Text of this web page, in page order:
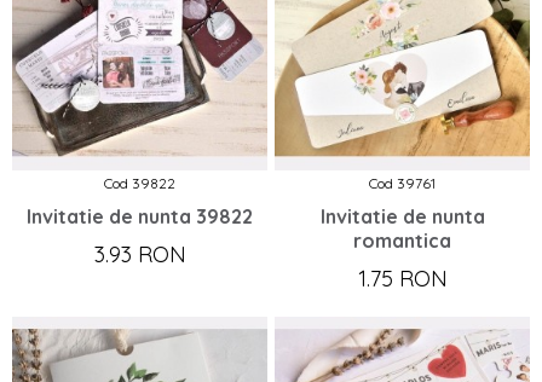
Cod 39822
Invitatie de nunta 39822
3.93 RON
Cod 39761
Invitatie de nunta
romantica
1.75 RON